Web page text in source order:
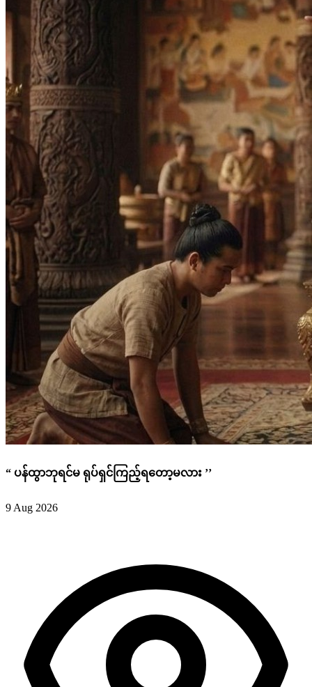
“ ပန်ထွာဘုရင်မ ရုပ်ရှင်ကြည့်ရတော့မလား ’’
9 Aug 2026